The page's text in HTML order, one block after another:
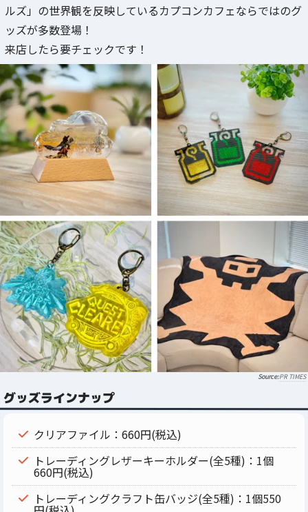
ルズ」の世界観を反映しているカプコンカフェならではのグ
ッズが多数登場！
来店したら要チェックです！
PR TIMES
グッズラインナップ
クリアファイル：660円(税込)
トレーディングレザーキーホルダー(全5種)：1個
660円(税込)
トレーディングクラフト缶バッジ(全5種)：1個550